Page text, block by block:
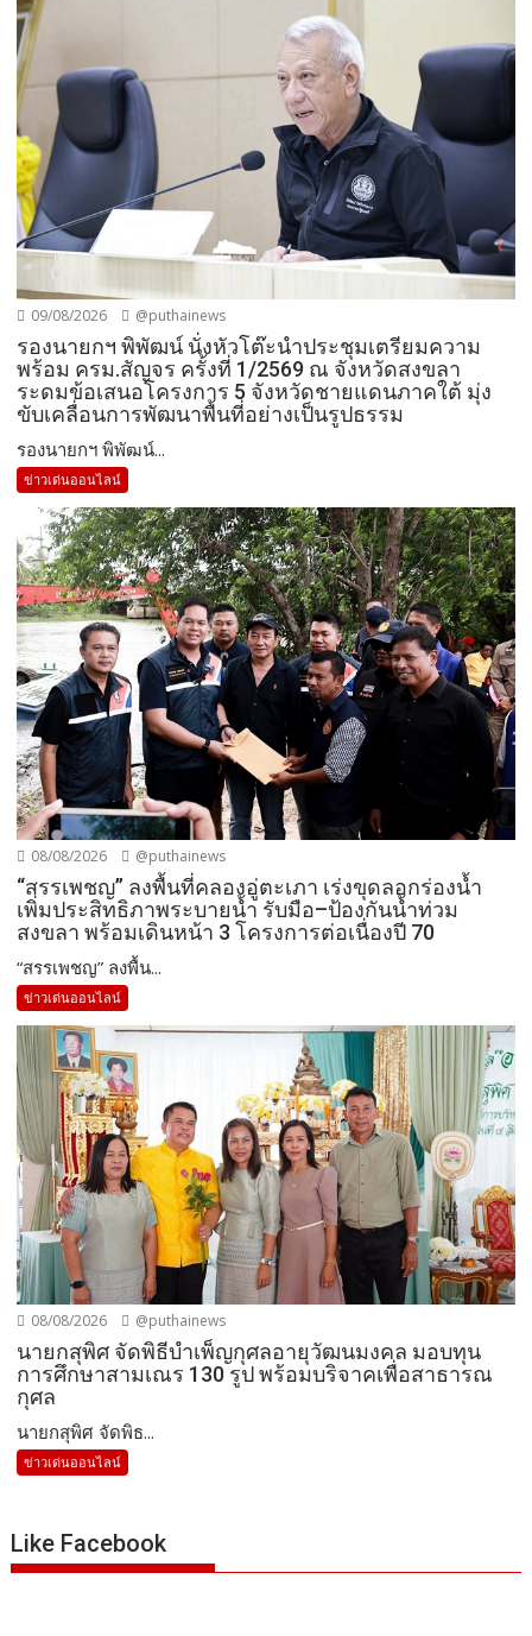
09/08/2026 @puthainews
รองนายกฯ พิพัฒน์ นั่งหัวโต๊ะนำประชุมเตรียมความ
พร้อม ครม.สัญจร ครั้งที่ 1/2569 ณ จังหวัดสงขลา
ระดมข้อเสนอโครงการ 5 จังหวัดชายแดนภาคใต้ มุ่ง
ขับเคลื่อนการพัฒนาพื้นที่อย่างเป็นรูปธรรม
รองนายกฯ พิพัฒน์...
ข่าวเด่นออนไลน์
08/08/2026 @puthainews
“สรรเพชญ” ลงพื้นที่คลองอู่ตะเภา เร่งขุดลอกร่องน้ำ
เพิ่มประสิทธิภาพระบายน้ำ รับมือ–ป้องกันน้ำท่วม
สงขลา พร้อมเดินหน้า 3 โครงการต่อเนื่องปี 70
“สรรเพชญ” ลงพื้น...
ข่าวเด่นออนไลน์
08/08/2026 @puthainews
นายกสุพิศ จัดพิธีบำเพ็ญกุศลอายุวัฒนมงคล มอบทุน
การศึกษาสามเณร 130 รูป พร้อมบริจาคเพื่อสาธารณ
กุศล
นายกสุพิศ จัดพิธ...
ข่าวเด่นออนไลน์
Like Facebook